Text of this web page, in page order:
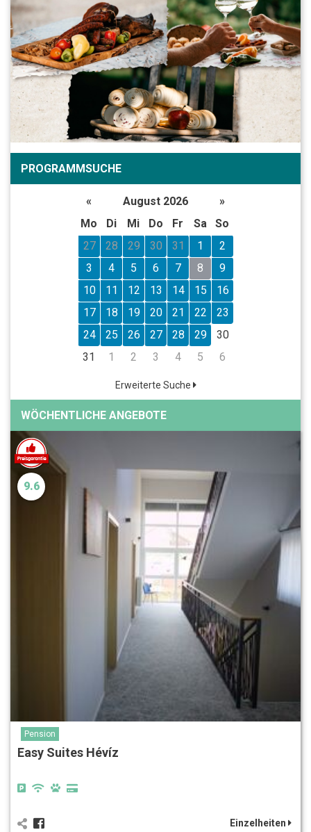
PROGRAMMSUCHE
« August 2026
»
Mo
Di Mi Do Fr Sa
So
27
28 29 30 31 1
2
3
4 5 6 7 8
9
10
11 12 13 14 15
16
17
18 19 20 21 22
23
24
25 26 27 28 29
30
31
1 2 3 4 5 6
Erweiterte Suche
WÖCHENTLICHE ANGEBOTE
9.6
Pension
Easy Suites Hévíz
Einzelheiten